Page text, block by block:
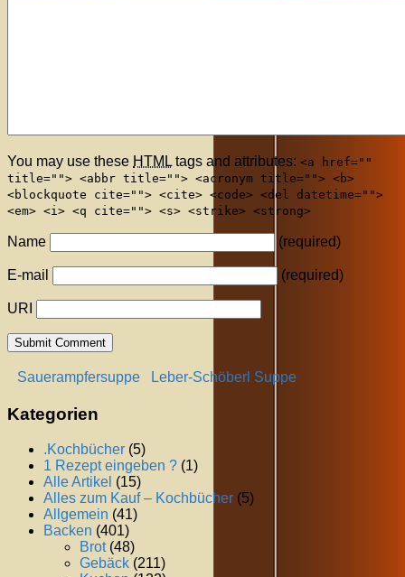
You may use these HTML tags and attributes: <a href=""
title=""> <abbr title=""> <acronym title=""> <b>
<blockquote cite=""> <cite> <code> <del datetime="">
<em> <i> <q cite=""> <s> <strike> <strong>
Name (required)
E-mail (required)
URI
Sauerampfersuppe Leber-Schöberl Suppe
Kategorien
.Kochbücher (5)
1 Rezept eingeben ? (1)
Alle Artikel (15)
Alles zum Kauf – Kochbücher (5)
Allgemein (41)
Backen (401)
Brot(48)
Gebäck (211)